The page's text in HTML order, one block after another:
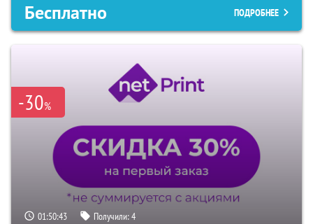
Бесплатно ПОДРОБНЕЕ
-30%
01:50:42 Получили:4